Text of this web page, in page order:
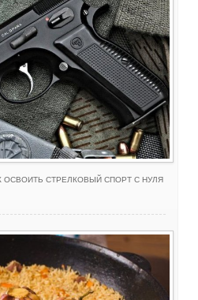
СТРЕЛКОВЫЙ СПОРТ С НУЛЯ